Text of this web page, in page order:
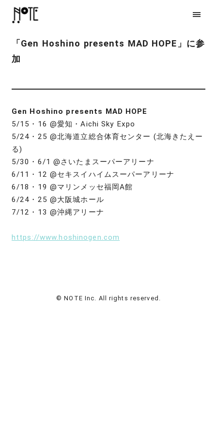
「Gen Hoshino presents MAD HOPE」に参
加
Gen Hoshino presents MAD HOPE
5/15・16 @愛知・Aichi Sky Expo
5/24・25 @北海道立総合体育センター (北海きたえー
る)
5/30・6/1 @さいたまスーパーアリーナ
6/11・12 @セキスイハイムスーパーアリーナ
6/18・19 @マリンメッセ福岡A館
6/24・25 @大阪城ホール
7/12・13 @沖縄アリーナ
https://www.hoshinogen.com
© NOTE Inc. All rights reserved.